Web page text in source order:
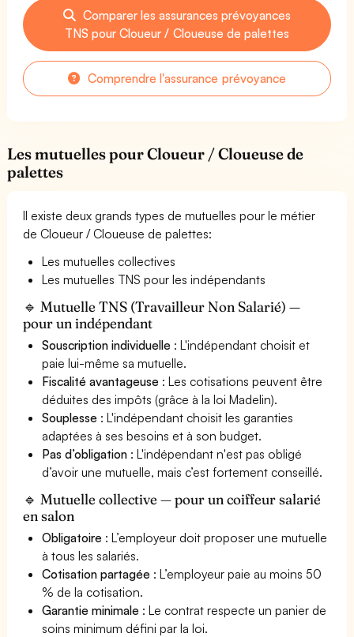
Comparer les assurances prévoyances
TNS pour Cloueur / Cloueuse de palettes
Comprendre l'assurance prévoyance
Les mutuelles pour Cloueur / Cloueuse de
palettes
Il existe deux grands types de mutuelles pour le métier
de Cloueur / Cloueuse de palettes:
Les mutuelles collectives
Les mutuelles TNS pour les indépendants
🔹 Mutuelle TNS (Travailleur Non Salarié) —
pour un indépendant
Souscription individuelle : L'indépendant choisit et
paie lui-même sa mutuelle.
Fiscalité avantageuse : Les cotisations peuvent être
déduites des impôts (grâce à la loi Madelin).
Souplesse : L'indépendant choisit les garanties
adaptées à ses besoins et à son budget.
Pas d’obligation : L'indépendant n'est pas obligé
d’avoir une mutuelle, mais c’est fortement conseillé.
🔹 Mutuelle collective — pour un coiffeur salarié
en salon
Obligatoire : L’employeur doit proposer une mutuelle
à tous les salariés.
Cotisation partagée : L’employeur paie au moins 50
% de la cotisation.
Garantie minimale : Le contrat respecte un panier de
soins minimum défini par la loi.